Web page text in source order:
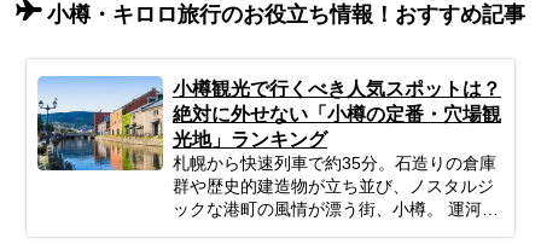
小樽・キロロ旅行のお役立ち情報！おすすめ記事
小樽観光で行くべき人気スポットは？
絶対に外せない「小樽の定番・穴場観
光地」ランキング
札幌から快速列車で約35分。石造りの倉庫
群や歴史的建造物が立ち並び、ノスタルジ
ックな港町の風情が漂う街、小樽。 運河沿